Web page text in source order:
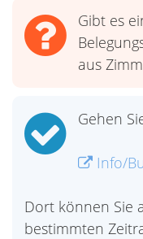
Gibt es
aus
Gehen
Info/
Dort können Sie
bestimmten